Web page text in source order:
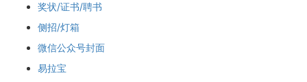
奖状/证书/聘书
侧招/灯箱
微信公众号封面
易拉宝